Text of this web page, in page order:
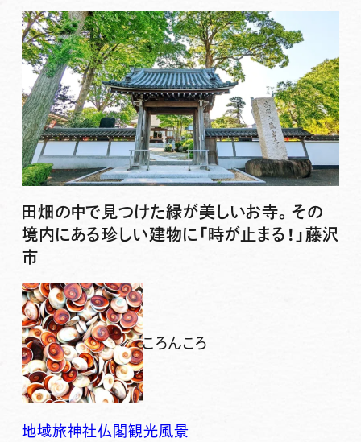
田畑の中で見つけた緑が美しいお寺。その
境内にある珍しい建物に「時が止まる！」藤沢
市
ころんころ
地域旅神社仏閣観光風景